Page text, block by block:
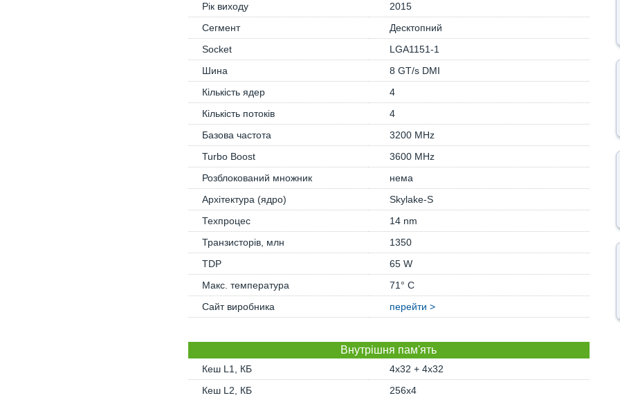
Рік виходу
2015
Сегмент
Десктопний
Socket
LGA1151-1
Шина
8 GT/s DMI
Кількість ядер
4
Кількість потоків
4
Базова частота
3200 MHz
Turbo Boost
3600 MHz
Розблокований множник
нема
Архітектура (ядро)
Skylake-S
Техпроцес
14 nm
Транзисторів, млн
1350
TDP
65 W
Макс. температура
71° C
Сайт виробника
перейти >
Внутрішня пам'ять
Кеш L1, КБ
4x32 + 4x32
Кеш L2, КБ
256x4